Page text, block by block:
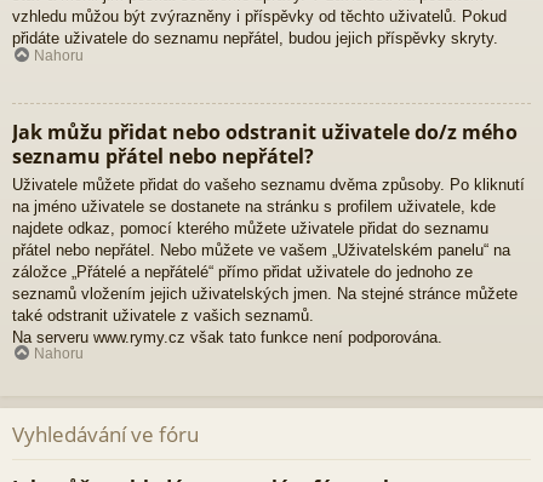
vzhledu můžou být zvýrazněny i příspěvky od těchto uživatelů. Pokud
přidáte uživatele do seznamu nepřátel, budou jejich příspěvky skryty.
Nahoru
Jak můžu přidat nebo odstranit uživatele do/z mého
seznamu přátel nebo nepřátel?
Uživatele můžete přidat do vašeho seznamu dvěma způsoby. Po kliknutí
na jméno uživatele se dostanete na stránku s profilem uživatele, kde
najdete odkaz, pomocí kterého můžete uživatele přidat do seznamu
přátel nebo nepřátel. Nebo můžete ve vašem „Uživatelském panelu“ na
záložce „Přátelé a nepřátelé“ přímo přidat uživatele do jednoho ze
seznamů vložením jejich uživatelských jmen. Na stejné stránce můžete
také odstranit uživatele z vašich seznamů.
Na serveru www.rymy.cz však tato funkce není podporována.
Nahoru
Vyhledávání ve fóru